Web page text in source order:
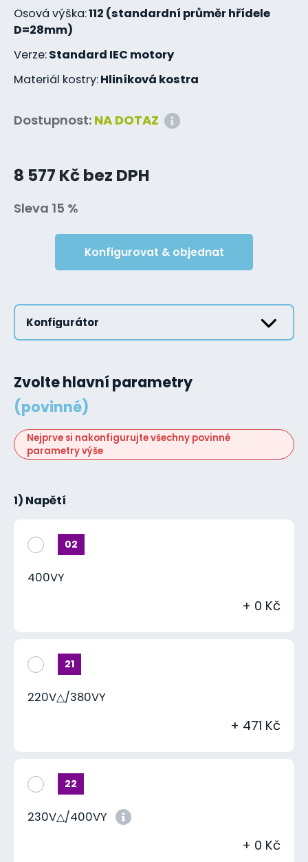
Osová výška:112 (standardní průměr hřídele
D=28mm)
Verze:Standard IEC motory
Materiál kostry:Hliníková kostra
Dostupnost: NA DOTAZ
8 577 Kč bez DPH
Sleva 15 %
Konfigurovat & objednat
Konfigurátor
Zvolte hlavní parametry
(povinné)
Nejprve si nakonfigurujte všechny povinné
parametry výše
1) Napětí
02
400VY
+ 0 Kč
21
220V△/380VY
+ 471 Kč
22
230V△/400VY
+ 0 Kč